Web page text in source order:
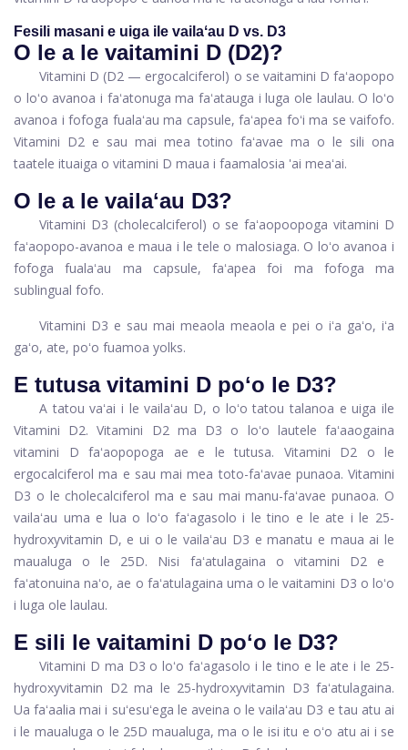
Fesili masani e uiga ile vailaʻau D vs. D3
O le a le vaitamini D (D2)?
Vitamini D (D2 — ergocalciferol) o se vaitamini D faʻaopopo
o loʻo avanoa i faʻatonuga ma faʻatauga i luga ole laulau. O loʻo
avanoa i fofoga fualaʻau ma capsule, faʻapea foʻi ma se vaifofo.
Vitamini D2 e ​​sau mai mea totino faʻavae ma o le sili ona
taatele ituaiga o vitamini D maua i faamalosia 'ai meaʻai.
O le a le vailaʻau D3?
Vitamini D3 (cholecalciferol) o se faʻaopoopoga vitamini D
faʻaopopo-avanoa e maua i le tele o malosiaga. O loʻo avanoa i
fofoga fualaʻau ma capsule, faʻapea foi ma fofoga ma
sublingual fofo.
Vitamini D3 e sau mai meaola meaola e pei o iʻa gaʻo, iʻa
gaʻo, ate, poʻo fuamoa yolks.
E tutusa vitamini D poʻo le D3?
A tatou vaʻai i le vailaʻau D, o loʻo tatou talanoa e uiga ile
Vitamini D2. Vitamini D2 ma D3 o loʻo lautele faʻaaogaina
vitamini D faʻaopopoga ae e le tutusa. Vitamini D2 o le
ergocalciferol ma e sau mai mea toto-faʻavae punaoa. Vitamini
D3 o le cholecalciferol ma e sau mai manu-faʻavae punaoa. O
vailaʻau uma e lua o loʻo faʻagasolo i le tino e le ate i le 25-
hydroxyvitamin D, e ui o le vailaʻau D3 e manatu e maua ai le
maualuga o le 25D. Nisi faʻatulagaina o vitamini D2 e ​​
faʻatonuina naʻo, ae o faʻatulagaina uma o le vaitamini D3 o loʻo
i luga ole laulau.
E sili le vaitamini D poʻo le D3?
Vitamini D ma D3 o loʻo faʻagasolo i le tino e le ate i le 25-
hydroxyvitamin D2 ma le 25-hydroxyvitamin D3 faʻatulagaina.
Ua faʻaalia mai i suʻesuʻega le aveina o le vailaʻau D3 e tau atu ai
i le maualuga o le 25D maualuga, ma o le isi itu e oʻo atu ai i se